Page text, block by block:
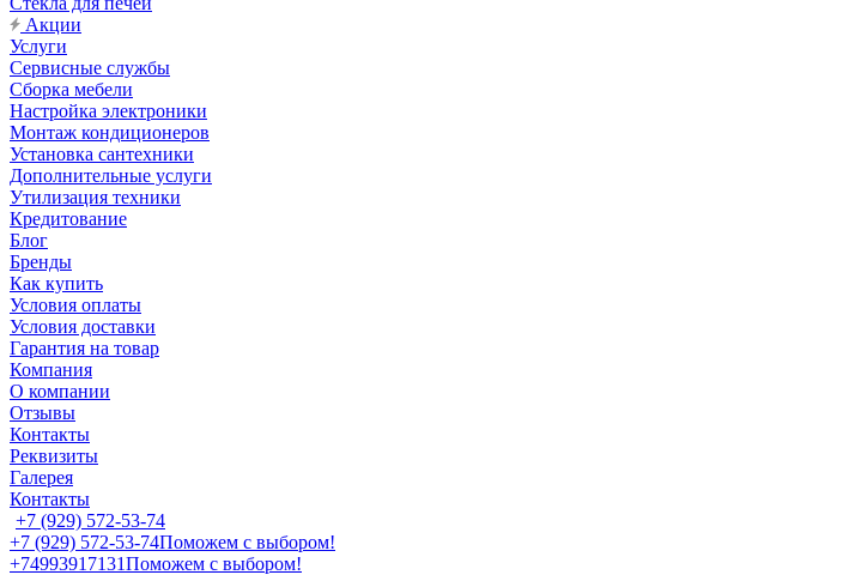
Акции
Услуги
Сервисные службы
Сборка мебели
Настройка электроники
Монтаж кондиционеров
Установка сантехники
Дополнительные услуги
Утилизация техники
Кредитование
Блог
Бренды
Как купить
Условия оплаты
Условия доставки
Гарантия на товар
Компания
О компании
Отзывы
Контакты
Реквизиты
Галерея
Контакты
+7 (929) 572-53-74
+7 (929) 572-53-74Поможем с выбором!
+74993917131Поможем с выбором!